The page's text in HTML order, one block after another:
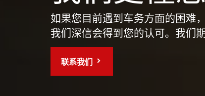
如果您目前遇到车务方面的困难
我们深信会得到您的认可。我们
联系我们